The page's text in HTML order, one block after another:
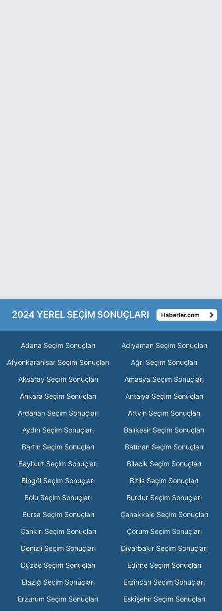
2024 YEREL SEÇİM SONUÇLARI Haberler.com
Adana Seçim Sonuçları
Adıyaman Seçim Sonuçları
Afyonkarahisar Seçim Sonuçları
Ağrı Seçim Sonuçları
Aksaray Seçim Sonuçları
Amasya Seçim Sonuçları
Ankara Seçim Sonuçları
Antalya Seçim Sonuçları
Ardahan Seçim Sonuçları
Artvin Seçim Sonuçları
Aydın Seçim Sonuçları
Balıkesir Seçim Sonuçları
Bartın Seçim Sonuçları
Batman Seçim Sonuçları
Bayburt Seçim Sonuçları
Bilecik Seçim Sonuçları
Bingöl Seçim Sonuçları
Bitlis Seçim Sonuçları
Bolu Seçim Sonuçları
Burdur Seçim Sonuçları
Bursa Seçim Sonuçları
Çanakkale Seçim Sonuçları
Çankırı Seçim Sonuçları
Çorum Seçim Sonuçları
Denizli Seçim Sonuçları
Diyarbakır Seçim Sonuçları
Düzce Seçim Sonuçları
Edirne Seçim Sonuçları
Elazığ Seçim Sonuçları
Erzincan Seçim Sonuçları
Erzurum Seçim Sonuçları
Eskişehir Seçim Sonuçları